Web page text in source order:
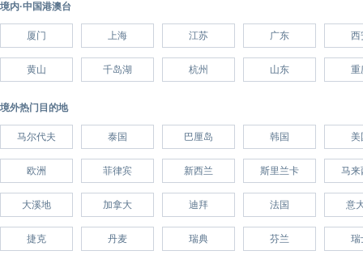
境内·中国港澳台
厦门 上海 江苏 广东 西
黄山 千岛湖 杭州 山东 重
境外热门目的地
马尔代夫 泰国 巴厘岛 韩国 美
欧洲 菲律宾 新西兰 斯里兰卡 马来
大溪地 加拿大 迪拜 法国 意
捷克 丹麦 瑞典 芬兰 瑞